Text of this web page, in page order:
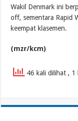
Wakil Denmark ini
off, sementara Rapid
keempat klasemen.
(mzr/kcm)
46 kali dilihat , 1